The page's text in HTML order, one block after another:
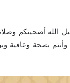
الله أضحيتكم
وأنتم بصحة وعافية